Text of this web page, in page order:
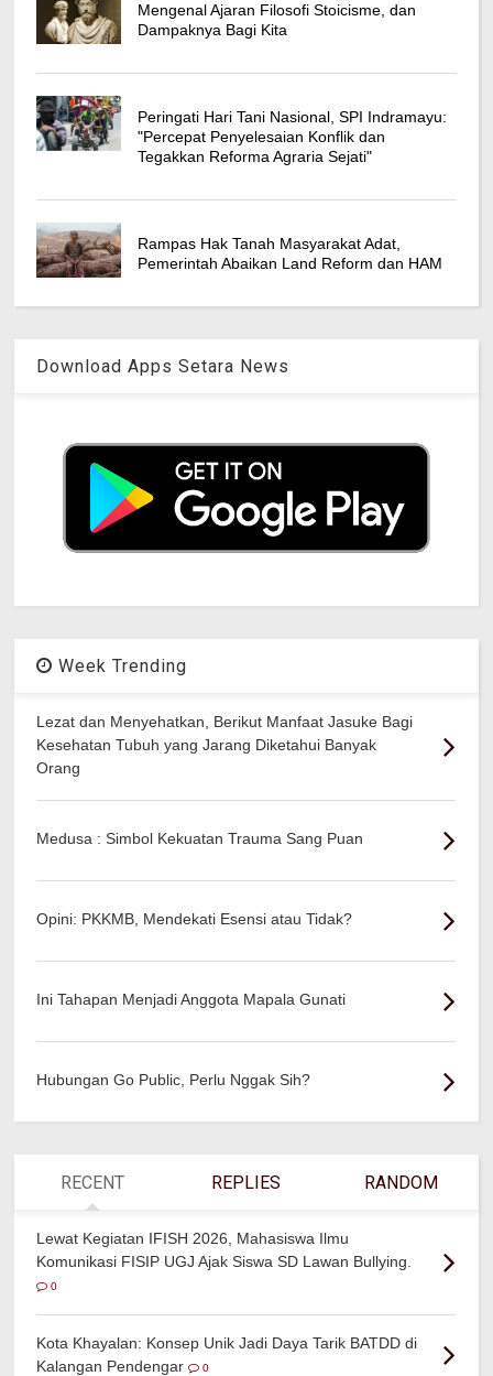
Mengenal Ajaran Filosofi Stoicisme, dan
Dampaknya Bagi Kita
Peringati Hari Tani Nasional, SPI Indramayu:
"Percepat Penyelesaian Konflik dan
Tegakkan Reforma Agraria Sejati"
Rampas Hak Tanah Masyarakat Adat,
Pemerintah Abaikan Land Reform dan HAM
Download Apps Setara News
Week Trending
Lezat dan Menyehatkan, Berikut Manfaat Jasuke Bagi
Kesehatan Tubuh yang Jarang Diketahui Banyak
Orang
Medusa : Simbol Kekuatan Trauma Sang Puan
Opini: PKKMB, Mendekati Esensi atau Tidak?
Ini Tahapan Menjadi Anggota Mapala Gunati
Hubungan Go Public, Perlu Nggak Sih?
RECENT REPLIES RANDOM
Lewat Kegiatan IFISH 2026, Mahasiswa Ilmu
Komunikasi FISIP UGJ Ajak Siswa SD Lawan Bullying.
0
Kota Khayalan: Konsep Unik Jadi Daya Tarik BATDD di
Kalangan Pendengar
0